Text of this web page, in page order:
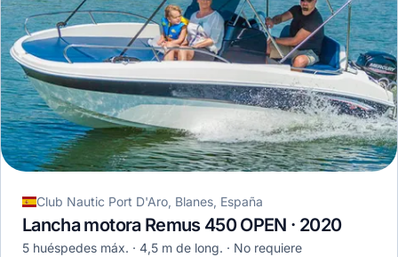
Club Nautic Port D'Aro, Blanes, España
Lancha motora Remus 450 OPEN · 2020
5 huéspedes máx. 4,5 m de long.
No requiere